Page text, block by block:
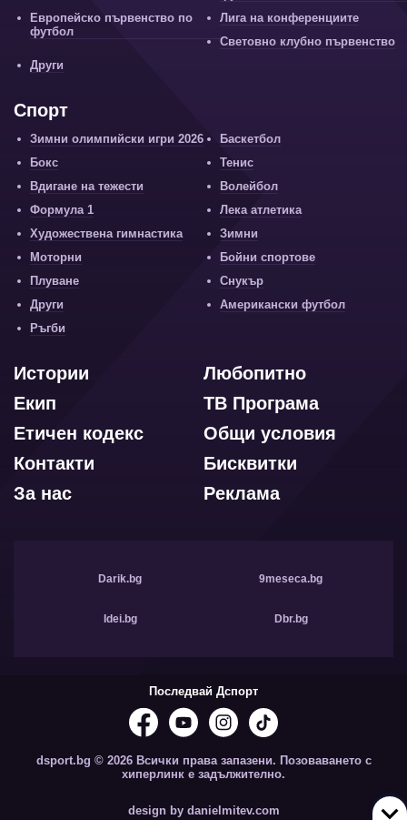
Европейско първенство по
футбол
Лига на конференциите
Световно клубно първенство
Други
Спорт
Зимни олимпийски игри 2026
Баскетбол
Бокс
Тенис
Вдигане на тежести
Волейбол
Формула 1
Лека атлетика
Художествена гимнастика
Зимни
Моторни
Бойни спортове
Плуване
Снукър
Други
Американски футбол
Ръгби
Любопитно
Истории
ТВ Програма
Екип
Общи условия
Етичен кодекс
Бисквитки
Контакти
Реклама
За нас
Darik.bg 9meseca.bg
Idei.bg Dbr.bg
Последвай Дспорт
dsport.bg © 2026 Всички права запазени. Позоваването с
хиперлинк е задължително.
design by danielmitev.com